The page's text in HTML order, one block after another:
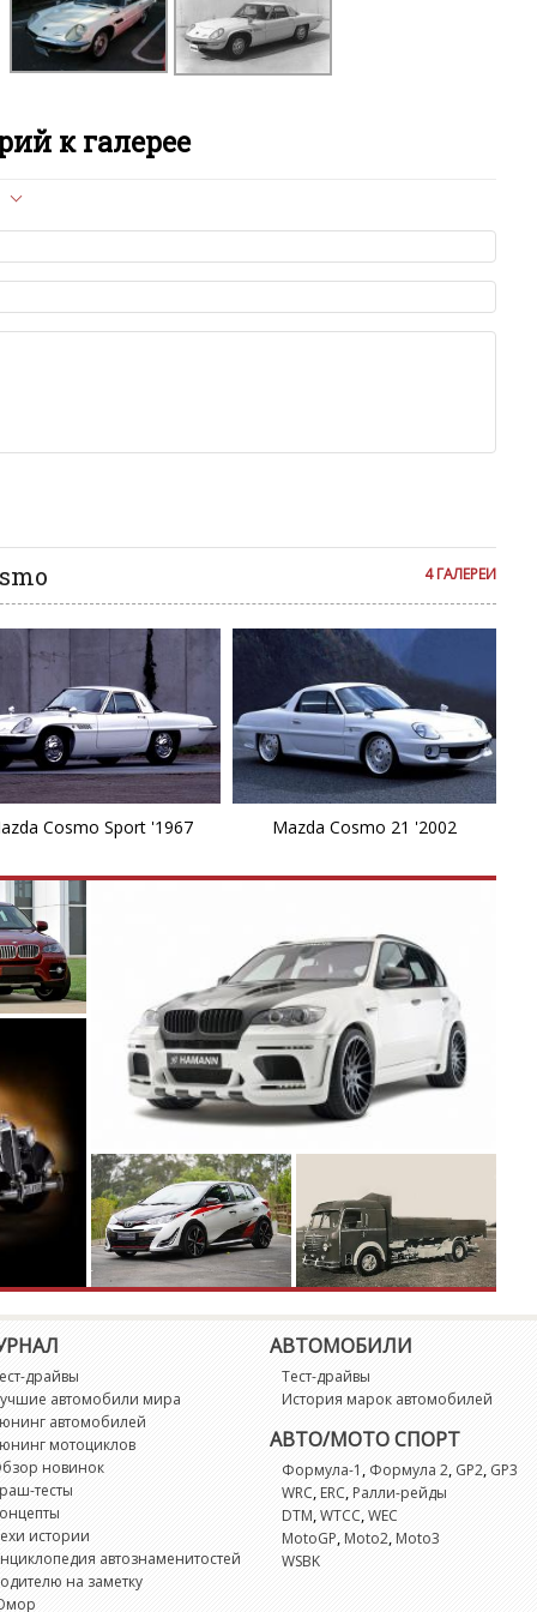
к галерее
на сайте, вам нужно придерживаться
быть слишком короткой — избегайте односложных и чисто
от предмета обсуждения.
в комментарие оскорбления и нецензурную лексику, а
и высказывания, направленные на разжигание расовой,
комментарии публикуются только после модерации, поэтому
сайте с некоторым опозданием.
4 ГАЛЕРЕИ
Cosmo Sport '1967 Mazda Cosmo 21 '2002
драйвы
автомобили мира
автомобилей
мотоциклов
новинок
тесты
истории
автознаменитостей
на заметку
АВТОМОБИЛИ
Тест-драйвы
История марок автомобилей
АВТО/МОТО СПОРТ
Формула-1 , Формула 2, GP2, GP3
WRC,ERC,Ралли-рейды
DTM,WTCC,WEC
MotoGP,Moto2,Moto3
WSBK